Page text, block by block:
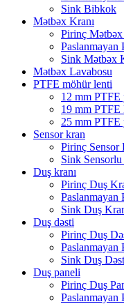
Sink Bibkok
Mətbəx Kranı
Pirinç Mətbəx
Paslanmayan
Sink Mətbəx
Mətbəx Lavabosu
PTFE möhür lenti
12 mm
19 mm PTFE
25 mm
Sensor kran
Pirinç Sensor
Sink
Duş kranı
Pirinç Duş
Paslanmayan
Sink Duş
Duş dəsti
Pirinç Duş
Paslanmayan
Sink Duş
Duş paneli
Pirinç Duş
Paslanmayan